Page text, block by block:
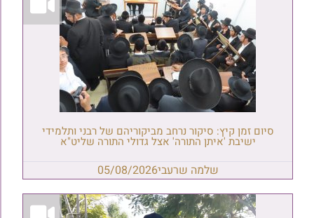
סיום זמן קיץ: סיקור נרחב מביקוריהם של רבני ותלמידי
ישיבת 'איתן התורה' אצל גדולי התורה שליט"א
שלמה שרעבי05/08/2026